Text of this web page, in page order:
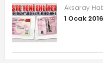
Aksaray
1 Ocak